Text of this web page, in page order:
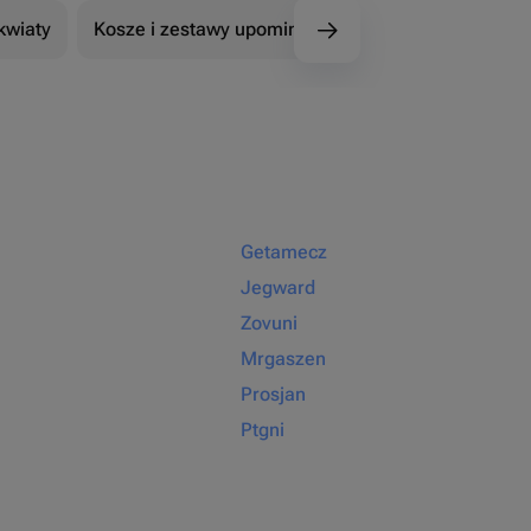
Kosze i zestawy upominkowe
Getamecz
Jegward
Zovuni
Mrgaszen
Prosjan
Ptgni